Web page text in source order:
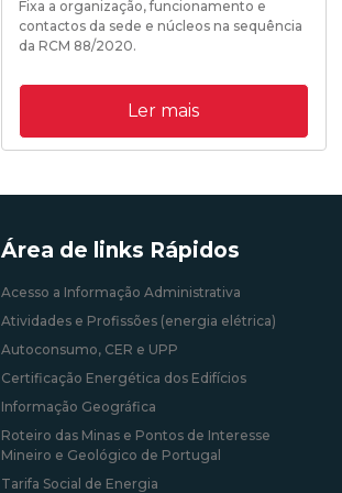
Fixa a organização, funcionamento e
contactos da sede e núcleos na sequência
da RCM 88/2020.
Ler mais
Área de links Rápidos
Acesso a Informação Administrativa
Atividades e Profissões (energia elétrica)
Autoconsumo, CER e UPP
Certificação Energética dos Edifícios
Informação Geográfica
Roteiro das Minas e Pontos de Interesse
Mineiro e Geológico de Portugal
Tarifa Social de Energia